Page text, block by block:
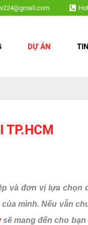
DỰ ÁN
TP.HCM
và đơn vị lựa chọn
mình. Nếu vẫn
sẽ mang đến cho